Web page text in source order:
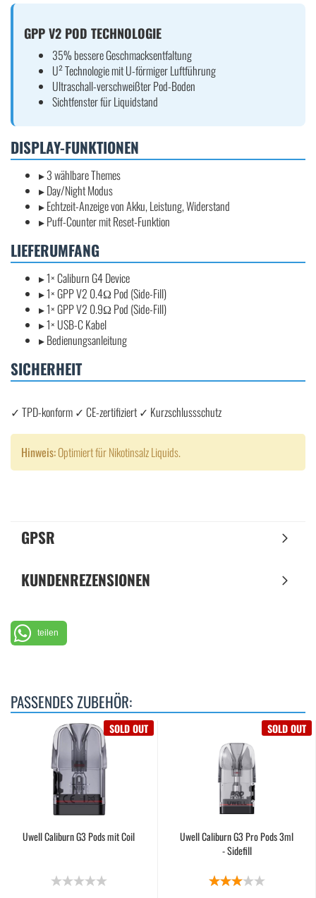
GPP V2 POD TECHNOLOGIE
35% bessere Geschmacksentfaltung
U² Technologie mit U-förmiger Luftführung
Ultraschall-verschweißter Pod-Boden
Sichtfenster für Liquidstand
DISPLAY-FUNKTIONEN
▸ 3 wählbare Themes
▸ Day/Night Modus
▸ Echtzeit-Anzeige von Akku, Leistung, Widerstand
▸ Puff-Counter mit Reset-Funktion
LIEFERUMFANG
▸ 1× Caliburn G4 Device
▸ 1× GPP V2 0.4Ω Pod (Side-Fill)
▸ 1× GPP V2 0.9Ω Pod (Side-Fill)
▸ 1× USB-C Kabel
▸ Bedienungsanleitung
SICHERHEIT
✓ TPD-konform ✓ CE-zertifiziert ✓ Kurzschlussschutz
Hinweis:Optimiert für Nikotinsalz Liquids.
GPSR
KUNDENREZENSIONEN
teilen
PASSENDES ZUBEHÖR:
SOLD OUT
Uwell Caliburn G3 Pods mit Coil
SOLD OUT
Uwell Caliburn G3 Pro Pods 3ml
- Sidefill